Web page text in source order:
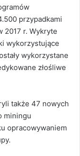
przypadkami
2017 r. Wykryte
wykorzystujące
wykorzystane
złośliwe
także 47 nowych
miningu
opracowywaniem